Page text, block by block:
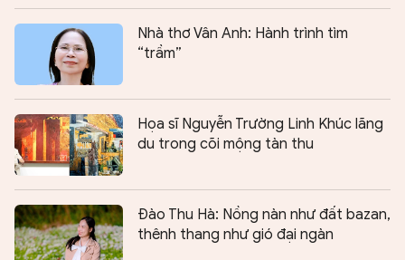
Nhà thơ Vân Anh: Hành trình tìm
“trầm”
Họa sĩ Nguyễn Trường Linh Khúc lãng
du trong cõi mộng tàn thu
Đào Thu Hà: Nồng nàn như đất bazan,
thênh thang như gió đại ngàn